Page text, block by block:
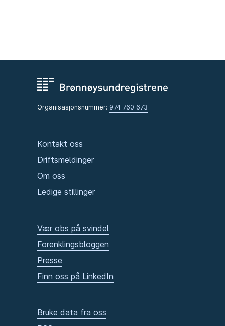
Organisasjonsnummer: 974 760 673
Kontakt oss
Driftsmeldinger
Om oss
Ledige stillinger
Vær obs på svindel
Forenklingsbloggen
Presse
Finn oss på LinkedIn
Bruke data fra oss